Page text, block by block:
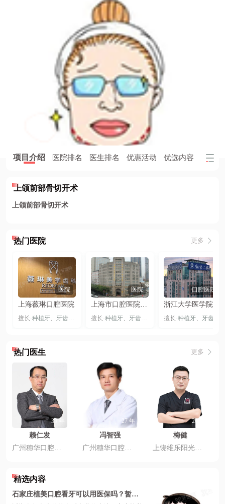
项目介绍 医院排名 医生排名 优惠活动 优选内容 患者
上颌前部骨切开术
上颌前部骨切开术
热门医院 更多
医院
上海薇琳口腔医院
擅长-种植牙 牙齿矫正 隐形矫正、牙齿贴片、 上颌前部骨切开术、 上颌
医院
擅长-种植牙 牙齿矫正 隐形矫正、舌侧矫正
口腔医院
擅长-种植牙 牙齿矫正
热门医生 更多
39 年
赖仁发
27 年
冯智强
20 年
梅健
精选内容
石家庄植美口腔看牙可以用医保吗？暂不